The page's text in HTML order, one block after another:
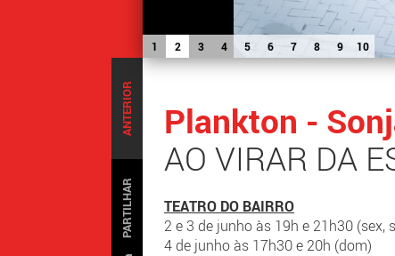
1 2 3 4 5 6 7 8 9 10
ANTERIOR
PARTILHAR
Plankton -
AO VIRAR DA
TEATRO DO BAIRRO
2 e 3 de junho às 19h e 21h30 (sex,
4 de junho às 17h30 e 20h (dom)